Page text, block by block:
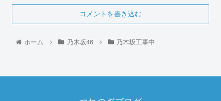
コメントを書き込む
ホーム 乃木坂46 乃木坂工事中